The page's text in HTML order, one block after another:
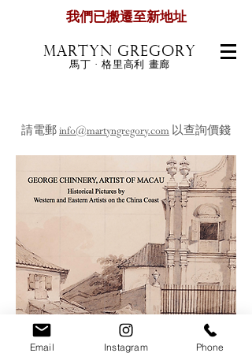
我們已搬遷至新地址
MARTYN GREGORY
馬丁 · 格里高利 畫廊
​請電郵info@martyngregory.com 以查詢價錢
Email Instagram Phone